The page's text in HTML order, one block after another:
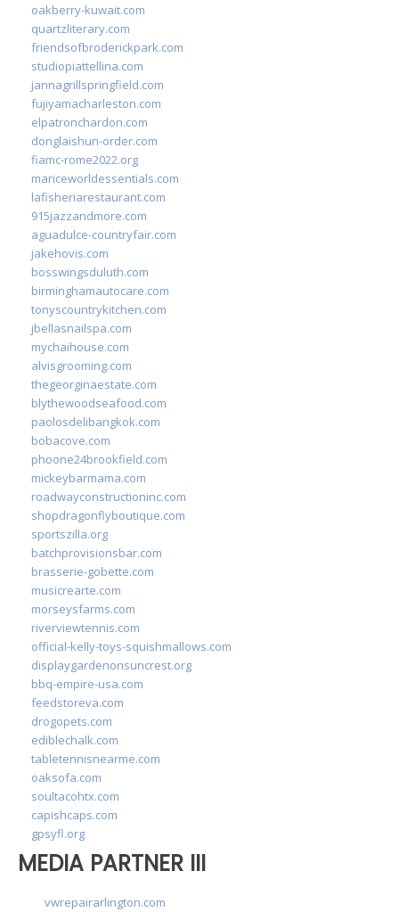
oakberry-kuwait.com
quartzliterary.com
friendsofbroderickpark.com
studiopiattellina.com
jannagrillspringfield.com
fujiyamacharleston.com
elpatronchardon.com
donglaishun-order.com
fiamc-rome2022.org
mariceworldessentials.com
lafisheriarestaurant.com
915jazzandmore.com
aguadulce-countryfair.com
jakehovis.com
bosswingsduluth.com
birminghamautocare.com
tonyscountrykitchen.com
jbellasnailspa.com
mychaihouse.com
alvisgrooming.com
thegeorginaestate.com
blythewoodseafood.com
paolosdelibangkok.com
bobacove.com
phoone24brookfield.com
mickeybarmama.com
roadwayconstructioninc.com
shopdragonflyboutique.com
sportszilla.org
batchprovisionsbar.com
brasserie-gobette.com
musicrearte.com
morseysfarms.com
riverviewtennis.com
official-kelly-toys-squishmallows.com
displaygardenonsuncrest.org
bbq-empire-usa.com
feedstoreva.com
drogopets.com
ediblechalk.com
tabletennisnearme.com
oaksofa.com
soultacohtx.com
capishcaps.com
gpsyfl.org
MEDIA PARTNER III
vwrepairarlington.com